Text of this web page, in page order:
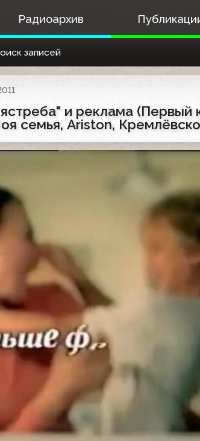
Радиоархив
записей
и реклама (Первый
семья, Ariston,